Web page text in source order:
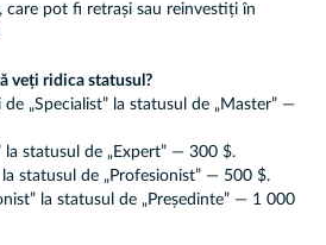
care pot fi retrași sau reinvestiți în
veți ridica statusul?
„Specialist” la statusul de „Master” —
la statusul de „Expert” — 300 $.
statusul de „Profesionist” — 500 $.
la statusul de „Președinte” — 1 000